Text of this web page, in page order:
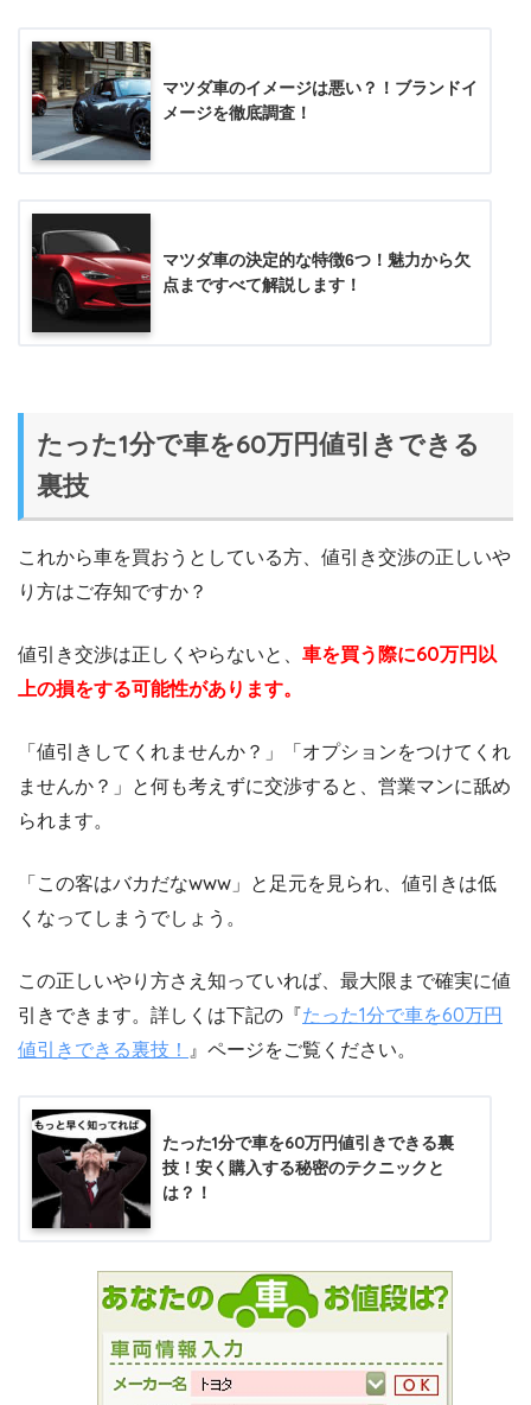
マツダ車のイメージは悪い？！ブランドイ
メージを徹底調査！
マツダ車の決定的な特徴6つ！魅力から欠
点まですべて解説します！
たった1分で車を60万円値引きできる
裏技
これから車を買おうとしている方、値引き交渉の正しいや
り方はご存知ですか？
値引き交渉は正しくやらないと、 車を買う際に60万円以
上の損をする可能性があります。
「値引きしてくれませんか？」「オプションをつけてくれ
ませんか？」と何も考えずに交渉すると、営業マンに舐め
られます。
「この客はバカだなwww」と足元を見られ、値引きは低
くなってしまうでしょう。
この正しいやり方さえ知っていれば、最大限まで確実に値
引きできます。詳しくは下記の『たった1分で車を60万円
値引きできる裏技！ 』ページをご覧ください。
たった1分で車を60万円値引きできる裏
技！安く購入する秘密のテクニックと
は？！